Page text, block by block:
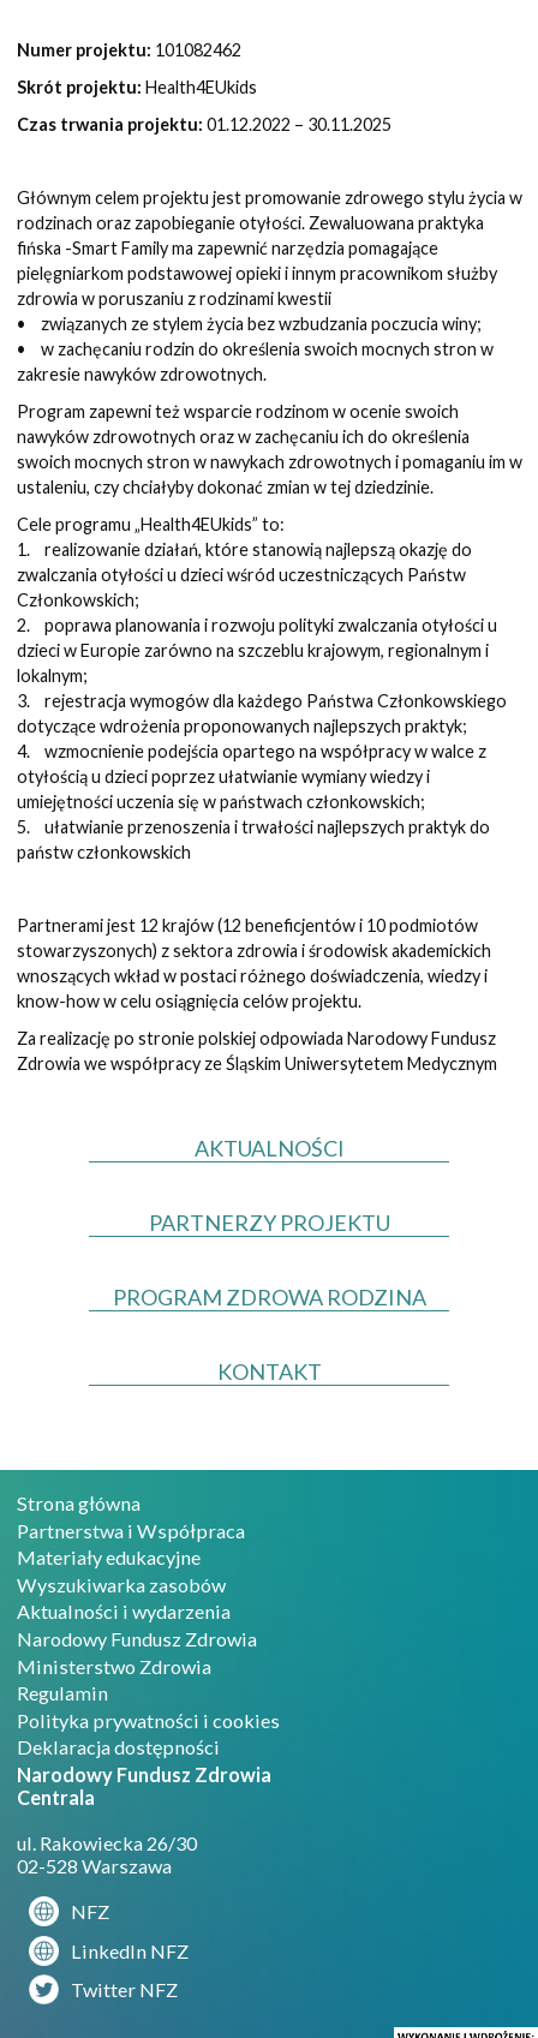
Numer projektu: 101082462
Skrót projektu: Health4EUkids
Czas trwania projektu: 01.12.2022 – 30.11.2025
Głównym celem projektu jest promowanie zdrowego stylu życia w
rodzinach oraz zapobieganie otyłości. Zewaluowana praktyka
fińska -Smart Family ma zapewnić narzędzia pomagające
pielęgniarkom podstawowej opieki i innym pracownikom służby
zdrowia w poruszaniu z rodzinami kwestii
• związanych ze stylem życia bez wzbudzania poczucia winy;
• w zachęcaniu rodzin do określenia swoich mocnych stron w
zakresie nawyków zdrowotnych.
Program zapewni też wsparcie rodzinom w ocenie swoich
nawyków zdrowotnych oraz w zachęcaniu ich do określenia
swoich mocnych stron w nawykach zdrowotnych i pomaganiu im w
ustaleniu, czy chciałyby dokonać zmian w tej dziedzinie.
Cele programu „Health4EUkids” to:
1. realizowanie działań, które stanowią najlepszą okazję do
zwalczania otyłości u dzieci wśród uczestniczących Państw
Członkowskich;
2. poprawa planowania i rozwoju polityki zwalczania otyłości u
dzieci w Europie zarówno na szczeblu krajowym, regionalnym i
lokalnym;
3. rejestracja wymogów dla każdego Państwa Członkowskiego
dotyczące wdrożenia proponowanych najlepszych praktyk;
4. wzmocnienie podejścia opartego na współpracy w walce z
otyłością u dzieci poprzez ułatwianie wymiany wiedzy i
umiejętności uczenia się w państwach członkowskich;
5. ułatwianie przenoszenia i trwałości najlepszych praktyk do
państw członkowskich
Partnerami jest 12 krajów (12 beneficjentów i 10 podmiotów
stowarzyszonych) z sektora zdrowia i środowisk akademickich
wnoszących wkład w postaci różnego doświadczenia, wiedzy i
know-how w celu osiągnięcia celów projektu.
Za realizację po stronie polskiej odpowiada Narodowy Fundusz
Zdrowia we współpracy ze Śląskim Uniwersytetem Medycznym
AKTUALNOŚCI
PARTNERZY PROJEKTU
PROGRAM ZDROWA RODZINA
KONTAKT
Strona główna
Partnerstwa i Współpraca
Materiały edukacyjne
Wyszukiwarka zasobów
Aktualności i wydarzenia
Narodowy Fundusz Zdrowia
Ministerstwo Zdrowia
Regulamin
Polityka prywatności i cookies
Deklaracja dostępności
Narodowy Fundusz Zdrowia
Centrala
ul. Rakowiecka 26/30
02-528 Warszawa
NFZ
LinkedIn NFZ
Twitter NFZ